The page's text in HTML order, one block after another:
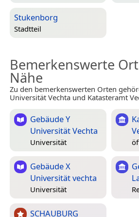
Stukenborg
Stadtteil
Bemerkenswerte
Nähe
Zu den bemerkenswerten Orten
Universität Vechta und Katasteramt
Gebäude Y
Universität Vechta
Universität
Gebäude X
Universität vechta
Universität
SCHAUBURG